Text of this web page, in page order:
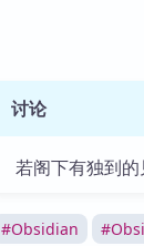
讨论
若阁下有独到的
#Obsidian #